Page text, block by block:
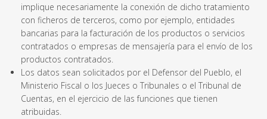
implique necesariamente la conexión de dicho tratamiento
con ficheros de terceros, como por ejemplo, entidades
bancarias para la facturación de los productos o servicios
contratados o empresas de mensajería para el envío de los
productos contratados.
Los datos sean solicitados por el Defensor del Pueblo, el
Ministerio Fiscal o los Jueces o Tribunales o el Tribunal de
Cuentas, en el ejercicio de las funciones que tienen
atribuidas.